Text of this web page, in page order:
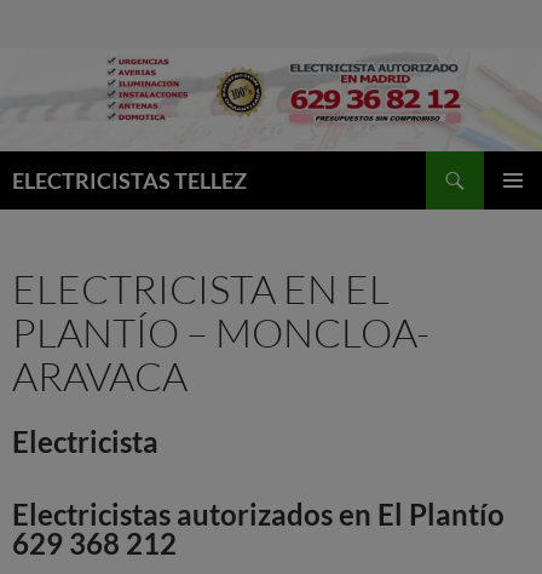
ELECTRICISTAS TELLEZ
ELECTRICISTA EN EL
PLANTÍO – MONCLOA-
ARAVACA
Electricista
Electricistas autorizados en El Plantío
629 368 212